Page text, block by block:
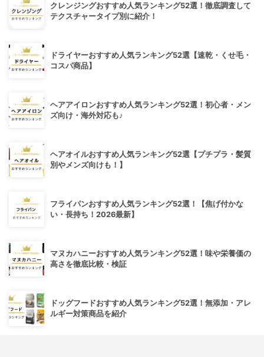
クレンジングおすすめ人気ランキング52選！徹底調査して
テクスチャータイプ別に紹介！
ドライヤーおすすめ人気ランキング52選【速乾・くせ毛・
コスパ商品】
ヘアアイロンおすすめ人気ランキング52選！初心者・メン
ズ向け・海外対応も♪
ヘアオイルおすすめ人気ランキング52選【プチプラ・髪質
別やメンズ向けも！】
フライパンおすすめ人気ランキング52選！【焦げ付かな
い・長持ち！2026最新】
マヌカハニーおすすめ人気ランキング52選！味や栄養価の
高さを徹底比較・検証
ドッグフードおすすめ人気ランキング52選！無添加・アレ
ルギー対策商品を紹介